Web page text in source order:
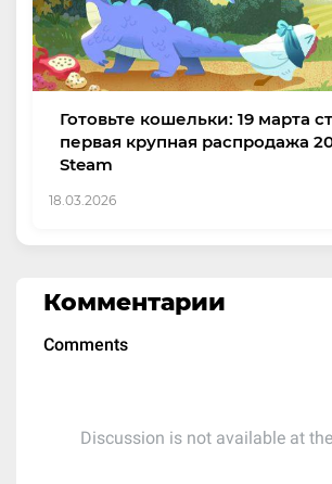
Готовьте кошельки: 19 марта
первая крупная распродажа
Steam
18.03.2026
Комментарии